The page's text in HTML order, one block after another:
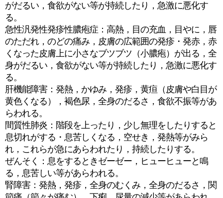
がだるい，食欲がない等が持続したり，急激に悪化す
る。
急性汎発性発疹性膿疱症：高熱，目の充血，目やに，唇
のただれ，のどの痛み，皮膚の広範囲の発疹・発赤，赤
くなった皮膚上に小さなブツブツ（小膿疱）が出る，全
身がだるい，食欲がない等が持続したり，急激に悪化す
る。
肝機能障害：発熱，かゆみ，発疹，黄疸（皮膚や白目が
黄色くなる），褐色尿，全身のだるさ，食欲不振等があ
らわれる。
間質性肺炎：階段を上ったり，少し無理をしたりすると
息切れがする・息苦しくなる，空せき，発熱等がみら
れ，これらが急にあらわれたり，持続したりする。
ぜんそく：息をするときゼーゼー，ヒューヒューと鳴
る，息苦しい等があらわれる。
腎障害：発熱，発疹，全身のむくみ，全身のだるさ，関